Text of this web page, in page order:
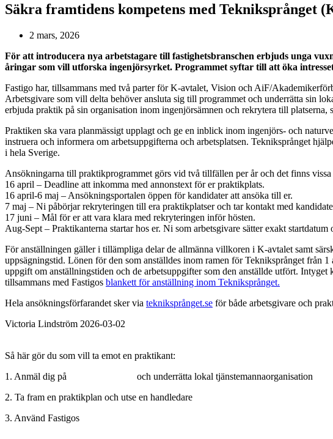
Säkra framtidens kompetens med Tekniksprånget
2 mars, 2026
För att introducera nya arbetstagare till fastighetsbranschen erbjuds unga
åringar som vill utforska ingenjörsyrket. Programmet syftar till att öka
Fastigo har, tillsammans med två parter för K-avtalet, Vision och AiF/
Arbetsgivare som vill delta behöver ansluta sig till programmet och underrätta sin
erbjuda praktik på sin organisation inom ingenjörsämnen och rekrytera till
Praktiken ska vara planmässigt upplagt och ge en inblick inom ingenjörs- och
instruera och informera om arbetsuppgifterna och arbetsplatsen. Tekniksprånget
i hela Sverige.
Ansökningarna till praktikprogrammet görs vid två tillfällen per år och det finns
16 april – Deadline att inkomma med annonstext för er praktikplats.
16 april-6 maj – Ansökningsportalen öppen för kandidater att ansöka till er.
7 maj – Ni påbörjar rekryteringen till era praktikplatser och tar kontakt med
17 juni – Mål för er att vara klara med rekryteringen inför hösten.
Aug-Sept – Praktikanterna startar hos er. Ni som arbetsgivare sätter exakt
För anställningen gäller i tillämpliga delar de allmänna villkoren i K-avtalet samt
uppsägningstid. Lönen för den som anställdes inom ramen för Tekniksprånget från
uppgift om anställningstiden och de arbetsuppgifter som den anställde utfört.
tillsammans med Fastigos blankett för anställning inom Tekniksprånget.
Hela ansökningsförfarandet sker via tekniksprånget.se för både arbetsgivare och
Victoria Lindström 2026-03-02
Så här gör du som vill ta emot en praktikant:
1. Anmäl dig på
och underrätta lokal tjänstemannaorganisation
2. Ta fram en praktikplan och utse en handledare
3. Använd Fastigos